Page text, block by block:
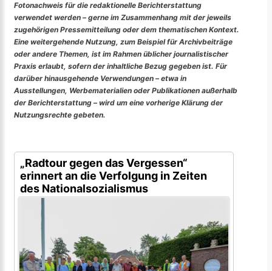
Fotonachweis für die redaktionelle Berichterstattung
verwendet werden – gerne im Zusammenhang mit der jeweils
zugehörigen Pressemitteilung oder dem thematischen Kontext.
Eine weitergehende Nutzung, zum Beispiel für Archivbeiträge
oder andere Themen, ist im Rahmen üblicher journalistischer
Praxis erlaubt, sofern der inhaltliche Bezug gegeben ist. Für
darüber hinausgehende Verwendungen – etwa in
Ausstellungen, Werbematerialien oder Publikationen außerhalb
der Berichterstattung – wird um eine vorherige Klärung der
Nutzungsrechte gebeten.
„Radtour gegen das Vergessen“
erinnert an die Verfolgung in Zeiten
des Nationalsozialismus